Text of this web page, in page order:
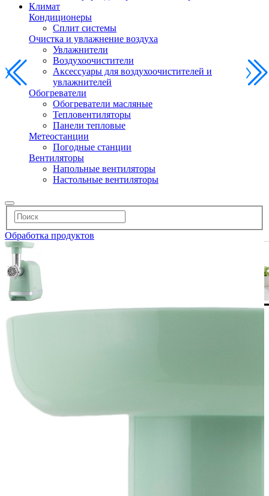
Климат
Кондиционеры
Сплит системы
Очистка и увлажнение воздуха
Увлажнители
Воздухоочистители
Аксессуары для воздухоочистителей и
увлажнителей
Обогреватели
Обогреватели масляные
Тепловентиляторы
Панели тепловые
Метеостанции
Погодные станции
Вентиляторы
Напольные вентиляторы
Настольные вентиляторы
Обработка продуктов